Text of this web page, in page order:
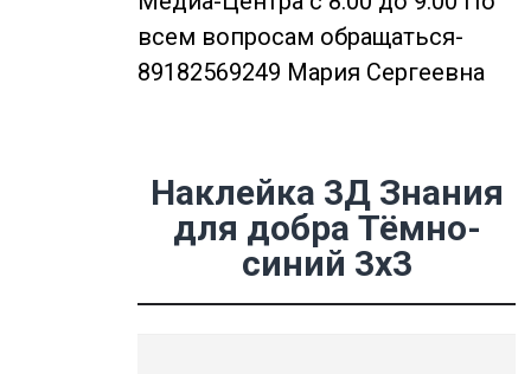
всем вопросам обращаться-
89182569249 Мария Сергеевна
Наклейка 3Д Знания
для добра Тёмно-
синий 3х3